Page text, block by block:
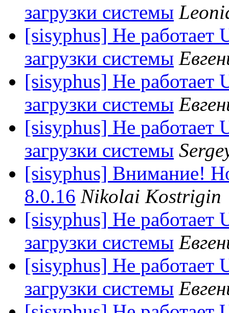
загрузки системы
[sisyphus] Не работает
загрузки системы
[sisyphus] Не работает
загрузки системы
[sisyphus] Не работает
загрузки системы
[sisyphus] Внимание!
8.0.16 Nikolai Kostrigin
[sisyphus] Не работает
загрузки системы
[sisyphus] Не работает
загрузки системы